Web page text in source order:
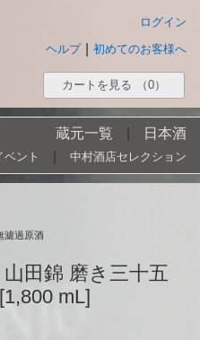
ログイン
初めてのお客様へ
ヘルプ
カートを見る （0）
蔵元一覧 日本酒
ベント 中村酒店セレクション
濾過原酒
田錦 磨き三十五
mL]